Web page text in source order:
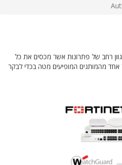
רחב של פתרונות אשר מכסים את כל
מהמותגים המופיעים מטה בכדי לבקר